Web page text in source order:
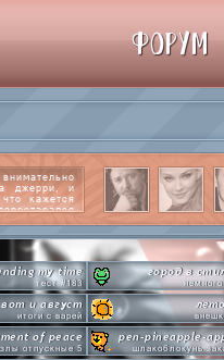
джерри, и
кажется
my time
тест #183
город в
вот и август
итоги с варей
of peace
отпускные 5
pen-pineapple-
шлакоблокунь
ФОРУМ